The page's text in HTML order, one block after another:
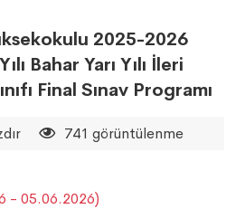
2025-2026
Bahar Yarı Yılı İleri
Final Sınav Programı
741 görüntülenme
- 05.06.2026)